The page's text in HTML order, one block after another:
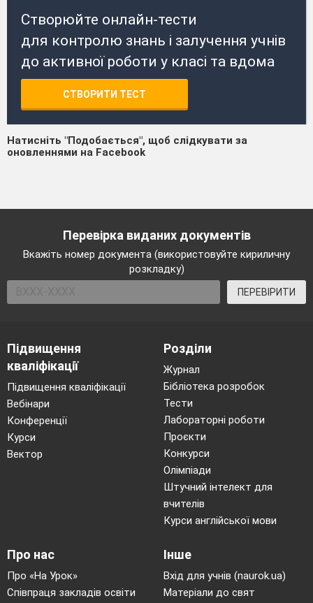
Створюйте онлайн-тести
для контролю знань і залучення учнів
до активної роботи у класі та вдома
СТВОРИТИ ТЕСТ
Натисніть "Подобається", щоб слідкувати за
оновленнями на Facebook
Перевірка виданих документів
Вкажіть номер документа (використовуйте кириличну
розкладку)
ПЕРЕВІРИТИ
Підвищення
кваліфікації
Підвищення кваліфікації
Вебінари
Конференції
Курси
Вектор
Розділи
Журнал
Бібліотека розробок
Тести
Лабораторні роботи
Проєкти
Конкурси
Олімпіади
Штучний інтелект для
вчителів
Курси англійської мови
Про нас
Про «На Урок»
Співпраця закладів освіти
Інше
Вхід для учнів (naurok.ua)
Матеріали до свят